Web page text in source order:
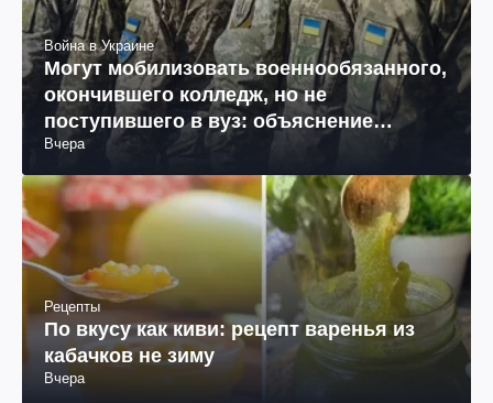
Война в Украине
Могут мобилизовать военнообязанного,
окончившего колледж, но не
поступившего в вуз: объяснение
юриста
Вчера
Рецепты
По вкусу как киви: рецепт варенья из
кабачков не зиму
Вчера